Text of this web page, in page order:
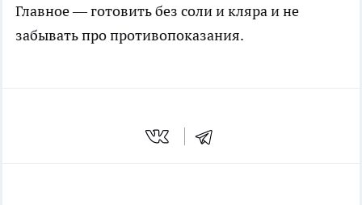
Главное — готовить без соли и кляра и не
забывать про противопоказания.